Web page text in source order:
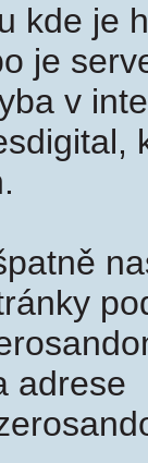
kde je
je
v
adrese